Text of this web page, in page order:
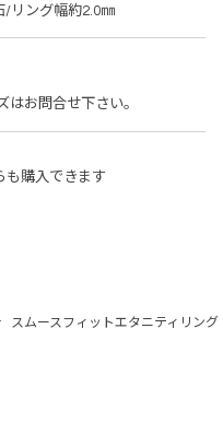
/リング幅約2.0㎜
お問合せ下さい。
も購入できます
スムースフィットエタニティリング